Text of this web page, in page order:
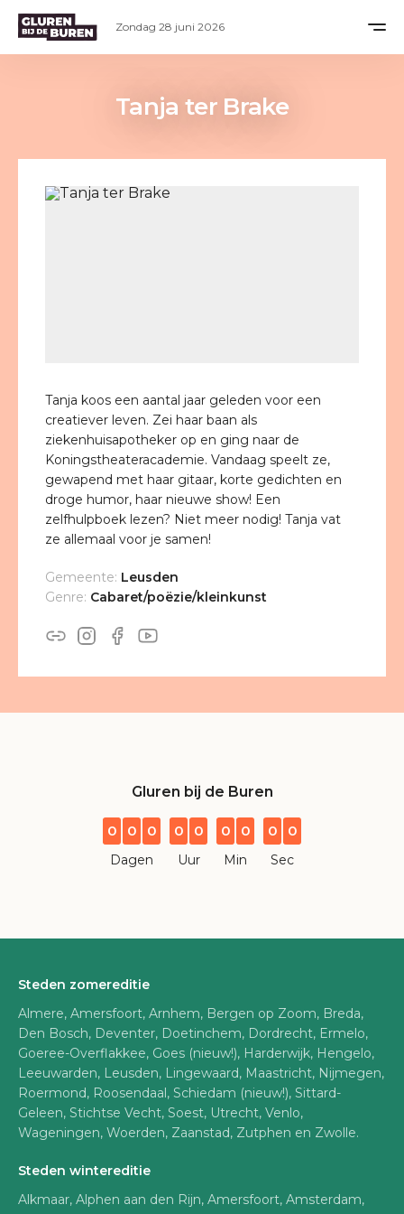
Tanja ter Brake
Tanja koos een aantal jaar geleden voor een
creatiever leven. Zei haar baan als
ziekenhuisapotheker op en ging naar de
Koningstheateracademie. Vandaag speelt ze,
gewapend met haar gitaar, korte gedichten en
droge humor, haar nieuwe show! Een
zelfhulpboek lezen? Niet meer nodig! Tanja vat
ze allemaal voor je samen!
Gemeente: Leusden
Genre: Cabaret/poëzie/kleinkunst
Gluren bij de Buren
0 0 0
Dagen
0 0
Uur
0 0
Min
0 0
Sec
Steden zomereditie
Almere, Amersfoort, Arnhem, Bergen op Zoom, Breda,
Den Bosch, Deventer, Doetinchem, Dordrecht, Ermelo,
Goeree-Overflakkee, Goes (nieuw!), Harderwijk, Hengelo,
Leeuwarden, Leusden, Lingewaard, Maastricht, Nijmegen,
Roermond, Roosendaal, Schiedam (nieuw!), Sittard-
Geleen, Stichtse Vecht, Soest, Utrecht, Venlo,
Wageningen, Woerden, Zaanstad, Zutphen en Zwolle.
Steden wintereditie
Alkmaar, Alphen aan den Rijn, Amersfoort, Amsterdam,
Zondag 28 juni 2026